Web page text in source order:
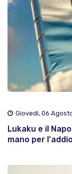
Giovedì, 06
Lukaku e il
mano per l'addio